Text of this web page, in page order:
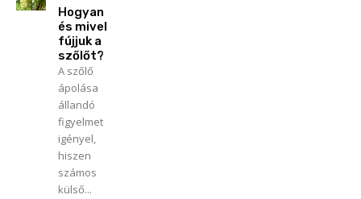
Hogyan
és mivel
fújjuk a
szőlőt?
A szőlő
ápolása
állandó
figyelmet
igényel,
hiszen
számos
külső...